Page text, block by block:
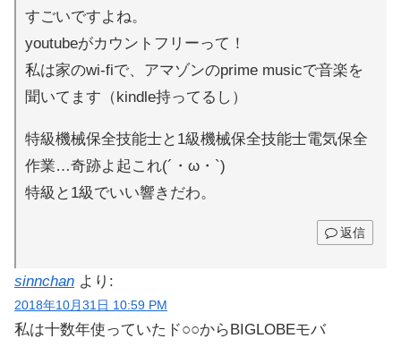
すごいですよね。
youtubeがカウントフリーって！
私は家のwi-fiで、アマゾンのprime musicで音楽を
聞いてます（kindle持ってるし）
特級機械保全技能士と1級機械保全技能士電気保全
作業…奇跡よ起これ(´・ω・`)
特級と1級でいい響きだわ。
返信
sinnchan より:
2018年10月31日 10:59 PM
私は十数年使っていたド○○からBIGLOBEモバ